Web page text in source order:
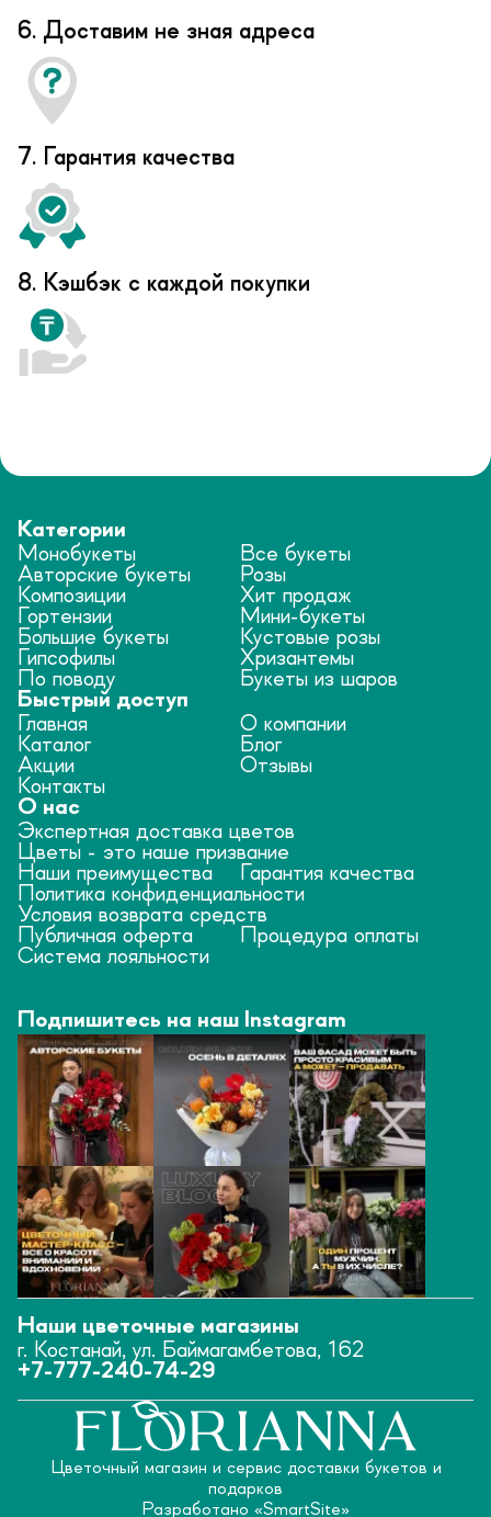
6. Доставим не зная адреса
7. Гарантия качества
8. Кэшбэк с каждой покупки
Категории
Монобукеты
Все букеты
Авторские букеты
Розы
Композиции
Хит продаж
Гортензии
Мини-букеты
Большие букеты
Кустовые розы
Гипсофилы
Хризантемы
По поводу
Букеты из шаров
Быстрый доступ
Главная
О компании
Каталог
Блог
Акции
Отзывы
Контакты
О нас
Экспертная доставка цветов
Цветы - это наше призвание
Наши преимущества
Гарантия качества
Политика конфиденциальности
Условия возврата средств
Публичная оферта
Процедура оплаты
Система лояльности
Подпишитесь на наш Instagram
Наши цветочные магазины
г. Костанай, ул. Баймагамбетова, 162
+7-777-240-74-29
Цветочный магазин и сервис доставки букетов и
подарков
Разработано «SmartSite»